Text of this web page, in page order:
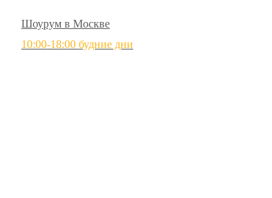
Шоурум в Москве
10:00-18:00 будние дни